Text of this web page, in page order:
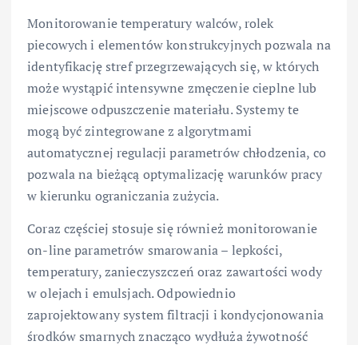
Monitorowanie temperatury walców, rolek
piecowych i elementów konstrukcyjnych pozwala na
identyfikację stref przegrzewających się, w których
może wystąpić intensywne zmęczenie cieplne lub
miejscowe odpuszczenie materiału. Systemy te
mogą być zintegrowane z algorytmami
automatycznej regulacji parametrów chłodzenia, co
pozwala na bieżącą optymalizację warunków pracy
w kierunku ograniczania zużycia.
Coraz częściej stosuje się również monitorowanie
on-line parametrów smarowania – lepkości,
temperatury, zanieczyszczeń oraz zawartości wody
w olejach i emulsjach. Odpowiednio
zaprojektowany system filtracji i kondycjonowania
środków smarnych znacząco wydłuża żywotność